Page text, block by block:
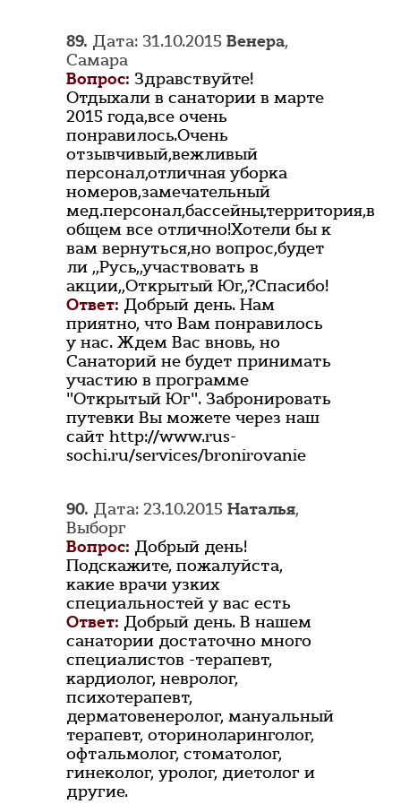
89. Дата: 31.10.2015 Венера,
Самара
Вопрос: Здравствуйте!
Отдыхали в санатории в марте
2015 года,все очень
понравилось.Очень
отзывчивый,вежливый
персонал,отличная уборка
номеров,замечательный
мед.персонал,бассейны,территория,в
общем все отлично!Хотели бы к
вам вернуться,но вопрос,будет
ли ,,Русь,,участвовать в
акции,,Открытый Юг,,?Спасибо!
Ответ: Добрый день. Нам
приятно, что Вам понравилось
у нас. Ждем Вас вновь, но
Санаторий не будет принимать
участию в программе
"Открытый Юг". Забронировать
путевки Вы можете через наш
сайт http://www.rus-
sochi.ru/services/bronirovanie
90. Дата: 23.10.2015 Наталья,
Выборг
Вопрос: Добрый день!
Подскажите, пожалуйста,
какие врачи узких
специальностей у вас есть
Ответ: Добрый день. В нашем
санатории достаточно много
специалистов -терапевт,
кардиолог, невролог,
психотерапевт,
дерматовенеролог, мануальный
терапевт, оториноларинголог,
офтальмолог, стоматолог,
гинеколог, уролог, диетолог и
другие.